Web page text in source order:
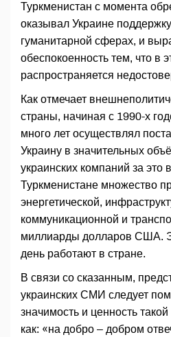
Туркменистан с момента
оказывал Украине
гуманитарной сферах, и
обеспокоенность тем, что в
распространяется
Как отмечает
страны, начиная с 1990-х
много лет осуществлял
Украину в значительных
украинских компаний за это
Туркменистане множество
энергетической,
коммуникационной и
миллиарды долларов США.
день работают в стране.
В связи со сказанным,
украинских СМИ следует
значимость и ценность
как: «на добро – добром